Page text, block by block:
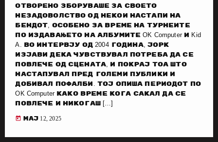
отворено зборуваше за своето
незадоволство од некои настапи на
бендот, особено за време на турнеите
по издавањето на албумите OK Computer и Kid
A. Во интервју од 2004 година, Јорк
изјави дека чувствувал потреба да се
повлече од сцената, и покрај тоа што
настапувал пред големи публики и
добивал пофалби. Тој опиша периодот по
OK Computer како време кога сакал да се
повлече и никогаш […]
today мај 12, 2025